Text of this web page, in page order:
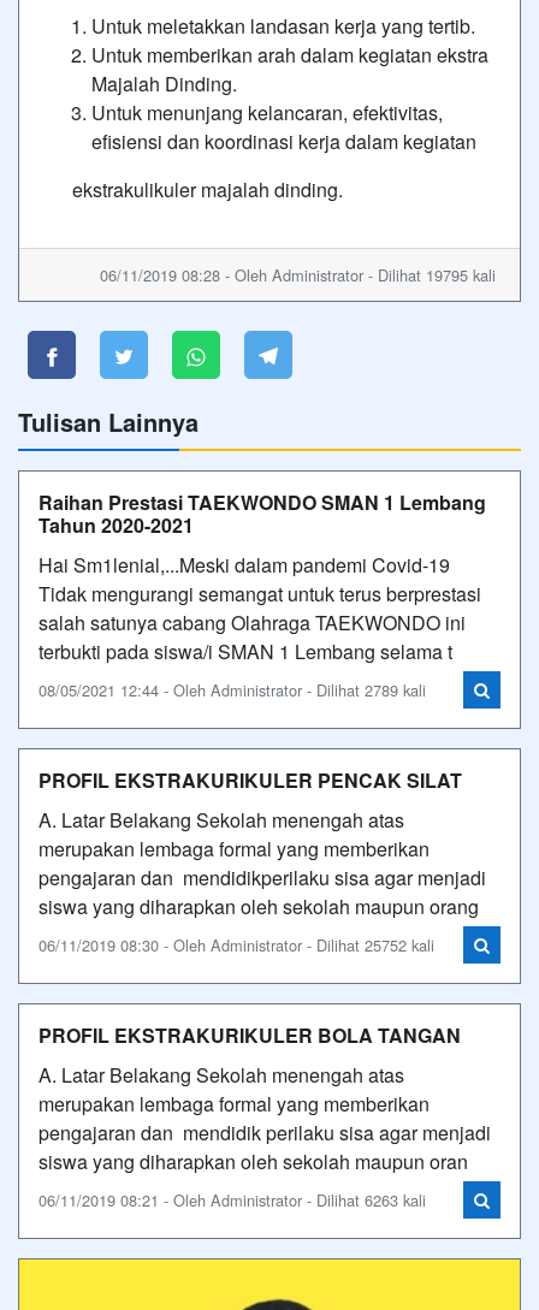
Untuk meletakkan landasan kerja yang tertib.
Untuk memberikan arah dalam kegiatan ekstra
Majalah Dinding.
Untuk menunjang kelancaran, efektivitas,
efisiensi dan koordinasi kerja dalam kegiatan
ekstrakulikuler majalah dinding.
06/11/2019 08:28 - Oleh Administrator - Dilihat 19795 kali
Tulisan Lainnya
Raihan Prestasi TAEKWONDO SMAN 1 Lembang
Tahun 2020-2021
Hai Sm1lenial,...Meski dalam pandemi Covid-19
Tidak mengurangi semangat untuk terus berprestasi
salah satunya cabang Olahraga TAEKWONDO ini
terbukti pada siswa/i SMAN 1 Lembang selama t
08/05/2021 12:44 - Oleh Administrator - Dilihat 2789 kali
PROFIL EKSTRAKURIKULER PENCAK SILAT
A. Latar Belakang Sekolah menengah atas
merupakan lembaga formal yang memberikan
pengajaran dan mendidikperilaku sisa agar menjadi
siswa yang diharapkan oleh sekolah maupun orang
06/11/2019 08:30 - Oleh Administrator - Dilihat 25752 kali
PROFIL EKSTRAKURIKULER BOLA TANGAN
A. Latar Belakang Sekolah menengah atas
merupakan lembaga formal yang memberikan
pengajaran dan mendidik perilaku sisa agar menjadi
siswa yang diharapkan oleh sekolah maupun oran
06/11/2019 08:21 - Oleh Administrator - Dilihat 6263 kali